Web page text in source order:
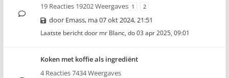
19 Reacties 19202 Weergaves 1 2
door Emass, ma 07 okt 2024, 21:51
Laatste bericht door mr Blanc, do 03 apr 2025, 09:01
Koken met koffie als ingrediënt
4 Reacties 7434 Weergaves